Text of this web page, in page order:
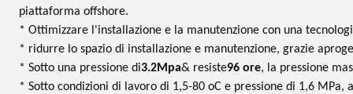
piattaforma offshore.
* Ottimizzare l'installazione e la manutenzione con una
* ridurre lo spazio di installazione e manutenzione, grazie a
* Sotto una pressione di3.2Mpa& resiste96 ore, la pressione
* Sotto condizioni di lavoro di 1,5-80 oC e pressione di 1,6